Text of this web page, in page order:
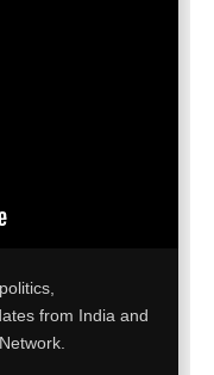
from India and